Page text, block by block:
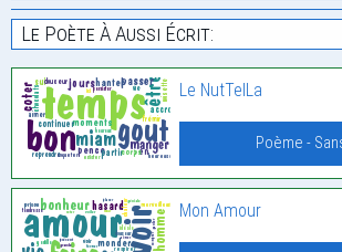
Le Poète À Aussi Écrit:
Le NutTelLa
Poème -
Mon Amour